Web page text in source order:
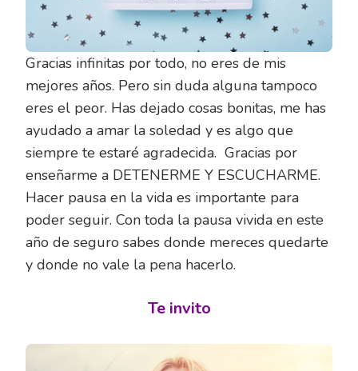
Gracias infinitas por todo, no eres de mis
mejores años. Pero sin duda alguna tampoco
eres el peor. Has dejado cosas bonitas, me has
ayudado a amar la soledad y es algo que
siempre te estaré agradecida. Gracias por
enseñarme a DETENERME Y ESCUCHARME.
Hacer pausa en la vida es importante para
poder seguir. Con toda la pausa vivida en este
año de seguro sabes donde mereces quedarte
y donde no vale la pena hacerlo.
Te invito